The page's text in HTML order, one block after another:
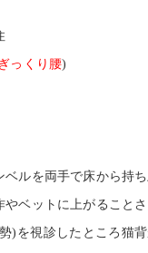
ぎっくり腰)
ルを両手で床から持
ベットに上がることさ
)を視診したところ猫